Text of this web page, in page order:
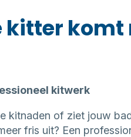
kitter komt
kitwerk
kitnaden of ziet jouw
fris uit? Een